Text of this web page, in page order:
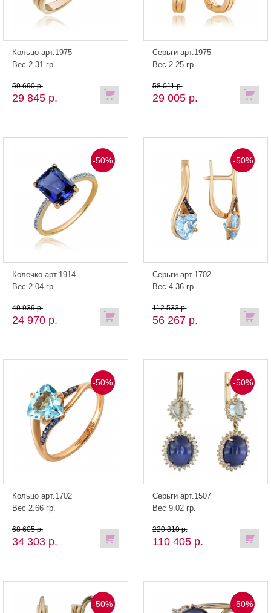
Кольцо арт.1975
Вес 2.31 гр.
29 845 р.
59 690 р.
Серьги арт.1975
Вес 2.25 гр.
29 005 р.
58 011 р.
-50%
Колечко арт.1914
Вес 2.04 гр.
24 970 р.
49 939 р.
-50%
Серьги арт.1702
Вес 4.36 гр.
56 267 р.
112 533 р.
-50%
Кольцо арт.1702
Вес 2.66 гр.
34 303 р.
68 605 р.
-50%
Серьги арт.1507
Вес 9.02 гр.
110 405 р.
220 810 р.
-50% -50%